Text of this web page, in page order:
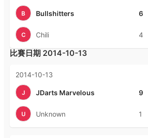
B Bullshitters 6
C Chili 4
比賽日期 2014-10-13
2014-10-13
J JDarts Marvelous 9
U Unknown 1